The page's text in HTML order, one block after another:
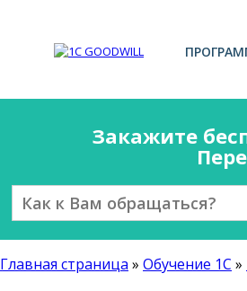
Закажите
Главная страница » Обучение 1С »